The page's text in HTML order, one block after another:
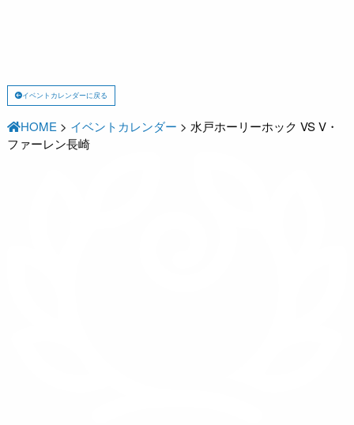
イベントカレンダーに戻る
HOME > イベントカレンダー > 水戸ホーリーホック VS V・
ファーレン長崎